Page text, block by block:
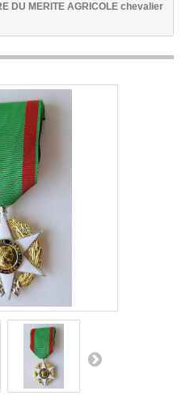
DU MERITE AGRICOLE chevalier